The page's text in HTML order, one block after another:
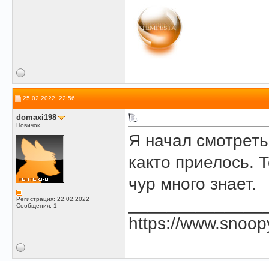
25.02.2022, 22:56
domaxi198
Новичок
Регистрация: 22.02.2022
Сообщения: 1
Я начал
както приелось.
чур много знает.
https://